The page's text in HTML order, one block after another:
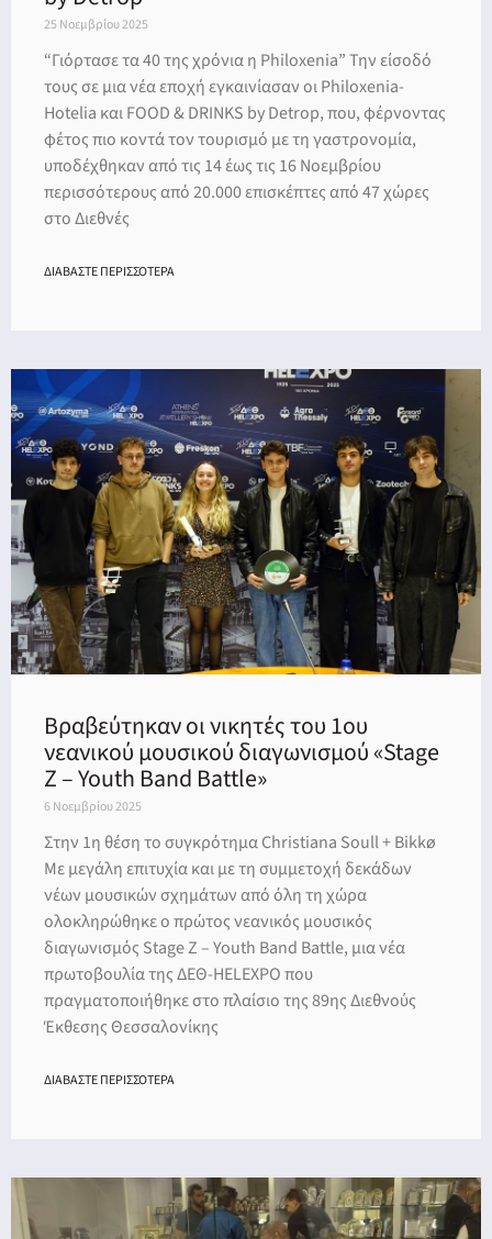
25 Νοεμβρίου 2025
“Γιόρτασε τα 40 της χρόνια η Philoxenia” Την είσοδό
τους σε μια νέα εποχή εγκαινίασαν οι Philoxenia-
Hotelia και FOOD & DRINKS by Detrop, που, φέρνοντας
φέτος πιο κοντά τον τουρισμό με τη γαστρονομία,
υποδέχθηκαν από τις 14 έως τις 16 Νοεμβρίου
περισσότερους από 20.000 επισκέπτες από 47 χώρες
στο Διεθνές
ΔΙΑΒΑΣΤΕ ΠΕΡΙΣΣΟΤΕΡΑ
Βραβεύτηκαν οι νικητές του 1ου
νεανικού μουσικού διαγωνισμού «Stage
Z – Youth Band Battle»
6 Νοεμβρίου 2025
Στην 1η θέση το συγκρότημα Christiana Soull + Bikkø
Με μεγάλη επιτυχία και με τη συμμετοχή δεκάδων
νέων μουσικών σχημάτων από όλη τη χώρα
ολοκληρώθηκε ο πρώτος νεανικός μουσικός
διαγωνισμός Stage Z – Youth Band Battle, μια νέα
πρωτοβουλία της ΔΕΘ-HELEXPO που
πραγματοποιήθηκε στο πλαίσιο της 89ης Διεθνούς
Έκθεσης Θεσσαλονίκης
ΔΙΑΒΑΣΤΕ ΠΕΡΙΣΣΟΤΕΡΑ